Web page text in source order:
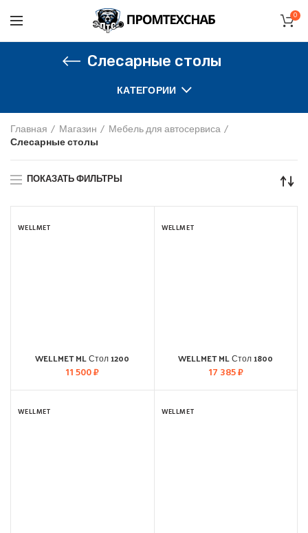
0
Слесарные столы
КАТЕГОРИИ
Главная Магазин
Мебель для автосервиса
Слесарные столы
ПОКАЗАТЬ ФИЛЬТРЫ
WELLMET
WELLMET ML Стол 1200
11 500₽
WELLMET
WELLMET ML Стол 1800
17 385₽
WELLMET WELLMET